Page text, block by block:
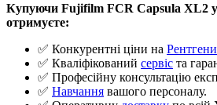
Купуючи Fujifilm FCR Capsula XL2 у
отримуєте:
✅ Конкурентні ціни на Рентгени
✅ Кваліфікований сервіс та
✅ Професійну консультацію
✅ Навчання вашого персоналу.